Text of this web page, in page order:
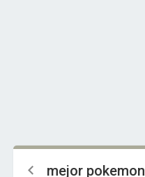
mejor pokemon